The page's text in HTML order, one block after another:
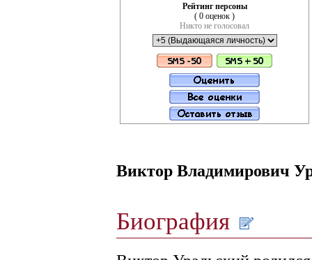
Рейтинг персоны
( 0 оценок )
Никто не голосовал
Виктор Владимирович
Биография